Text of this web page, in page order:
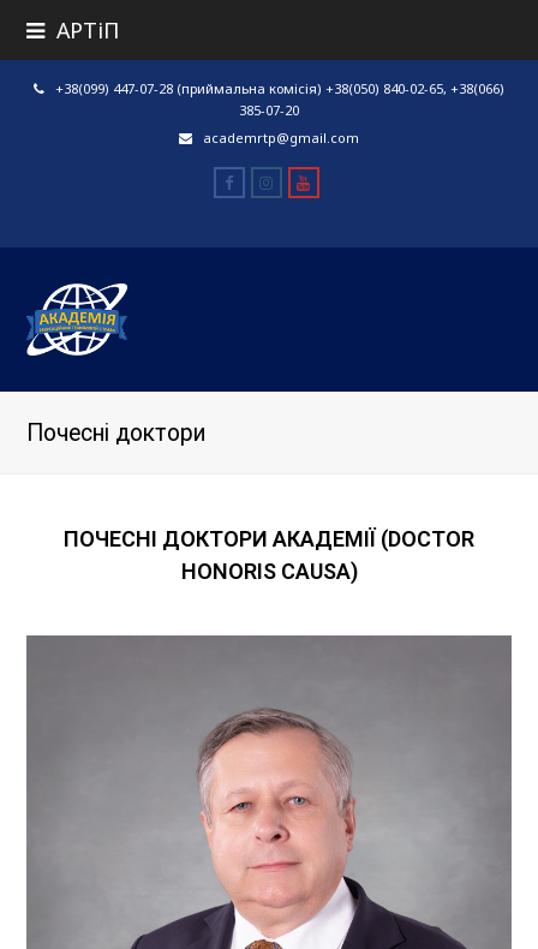
АРТіП
+38(099) 447-07-28 (приймальна комісія) +38(050) 840-02-65, +38(066)
385-07-20
academrtp@gmail.com
FacebookInstagram
Почесні доктори
ПОЧЕСНІ ДОКТОРИ АКАДЕМІЇ (DOCTOR
HONORIS CAUSA)